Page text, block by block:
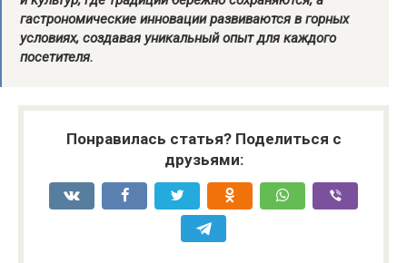
гастрономические инновации развиваются в горных
условиях, создавая уникальный опыт для каждого
посетителя.
Понравилась статья? Поделиться с
друзьями: